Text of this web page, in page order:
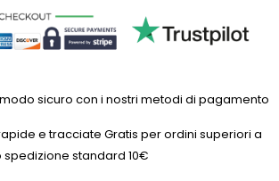
sicuro con i nostri metodi di pagamento
e tracciate Gratis per ordini superiori a
standard 10€